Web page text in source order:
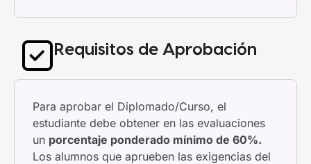
Requisitos de Aprobación
Para aprobar el Diplomado/Curso, el
estudiante debe obtener en las evaluaciones
un porcentaje ponderado mínimo de 60%.
Los alumnos que aprueben las exigencias del